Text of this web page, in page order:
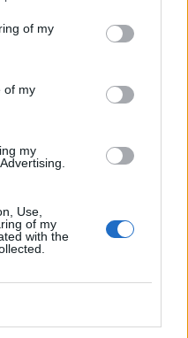
of my
of my
my
Use,
of my
with the
φτάνουν στα
εκδρομή, με
έναν
πιθανότητα
διαθέσεις των
να εκτραχύνεται
αξέχαστη
70s και
στην